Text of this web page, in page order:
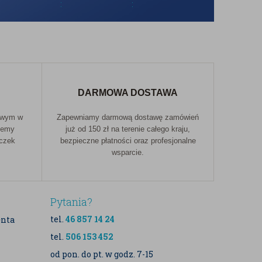
w
DARMOWA DOSTAWA
Zapewniamy darmową dostawę zamówień
już od 150 zł na terenie całego kraju,
bezpieczne płatności oraz profesjonalne
wsparcie.
Pytania?
tel. 46 857 14 24
tel. 506 153 452
od pon. do pt. w godz. 7-15